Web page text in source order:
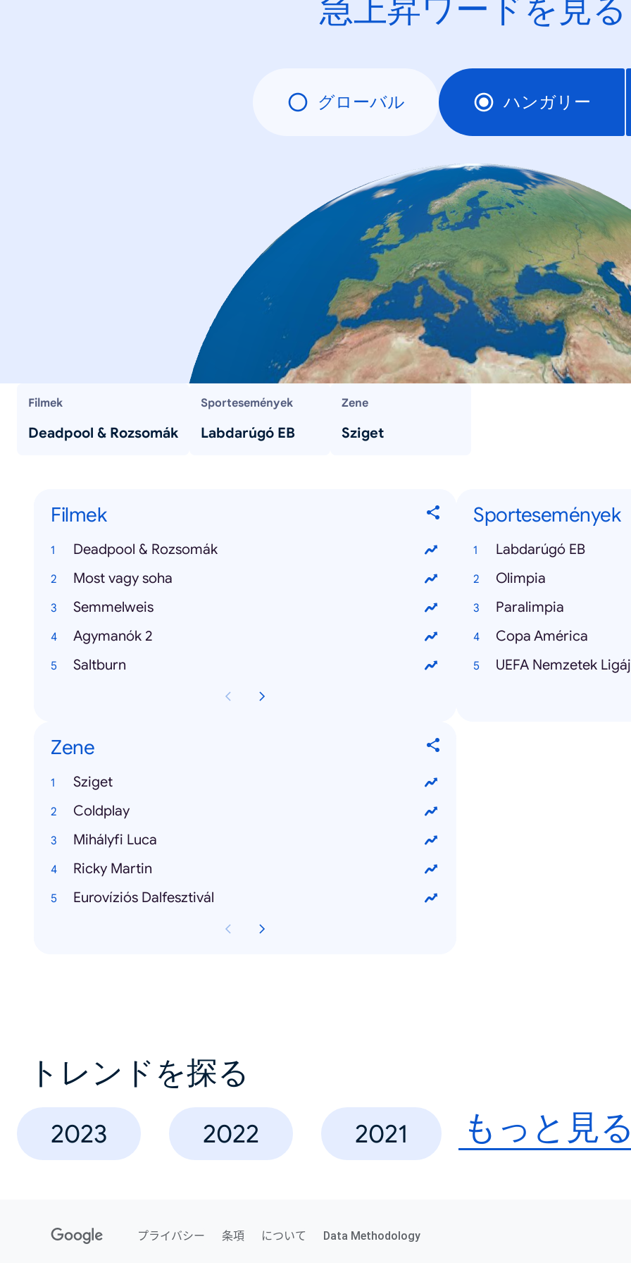
急上昇ワードを見る
グローバル ハンガリー
Filmek
Deadpool & Rozsomák
Sportesemények
Labdarúgó EB
Zene
Sziget
Filmek
Deadpool & Rozsomák
Most vagy soha
Semmelweis
Agymanók 2
Saltburn
Sportesemények
Labdarúgó EB
Olimpia
Paralimpia
Copa América
UEFA Nemzetek
Zene
Sziget
Coldplay
Mihályfi Luca
Ricky Martin
Eurovíziós Dalfesztivál
トレンドを探る
2023 2022 2021 もっと見
プライバシー 条項 について Data Methodology